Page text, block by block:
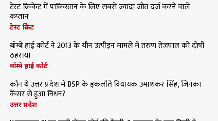
टेस्ट क्रिकेट में पाकिस्तान के लिए सबसे ज्यादा जीत दर्ज करने वाले
कप्तान
टेस्ट क्रिकेट
बॉम्बे हाई कोर्ट ने 2013 के यौन उत्पीड़न मामले में तरुण तेजपाल को दोषी
ठहराया
बॉम्बे हाई कोर्ट
कौन थे उत्तर प्रदेश में BSP के इकलौते विधायक उमाशंकर सिंह, जिनका
कैंसर से हुआ निधन?
उत्तर प्रदेश